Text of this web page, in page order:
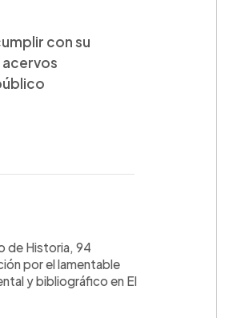
con su
de Historia, 94
por el lamentable
y bibliográfico en El